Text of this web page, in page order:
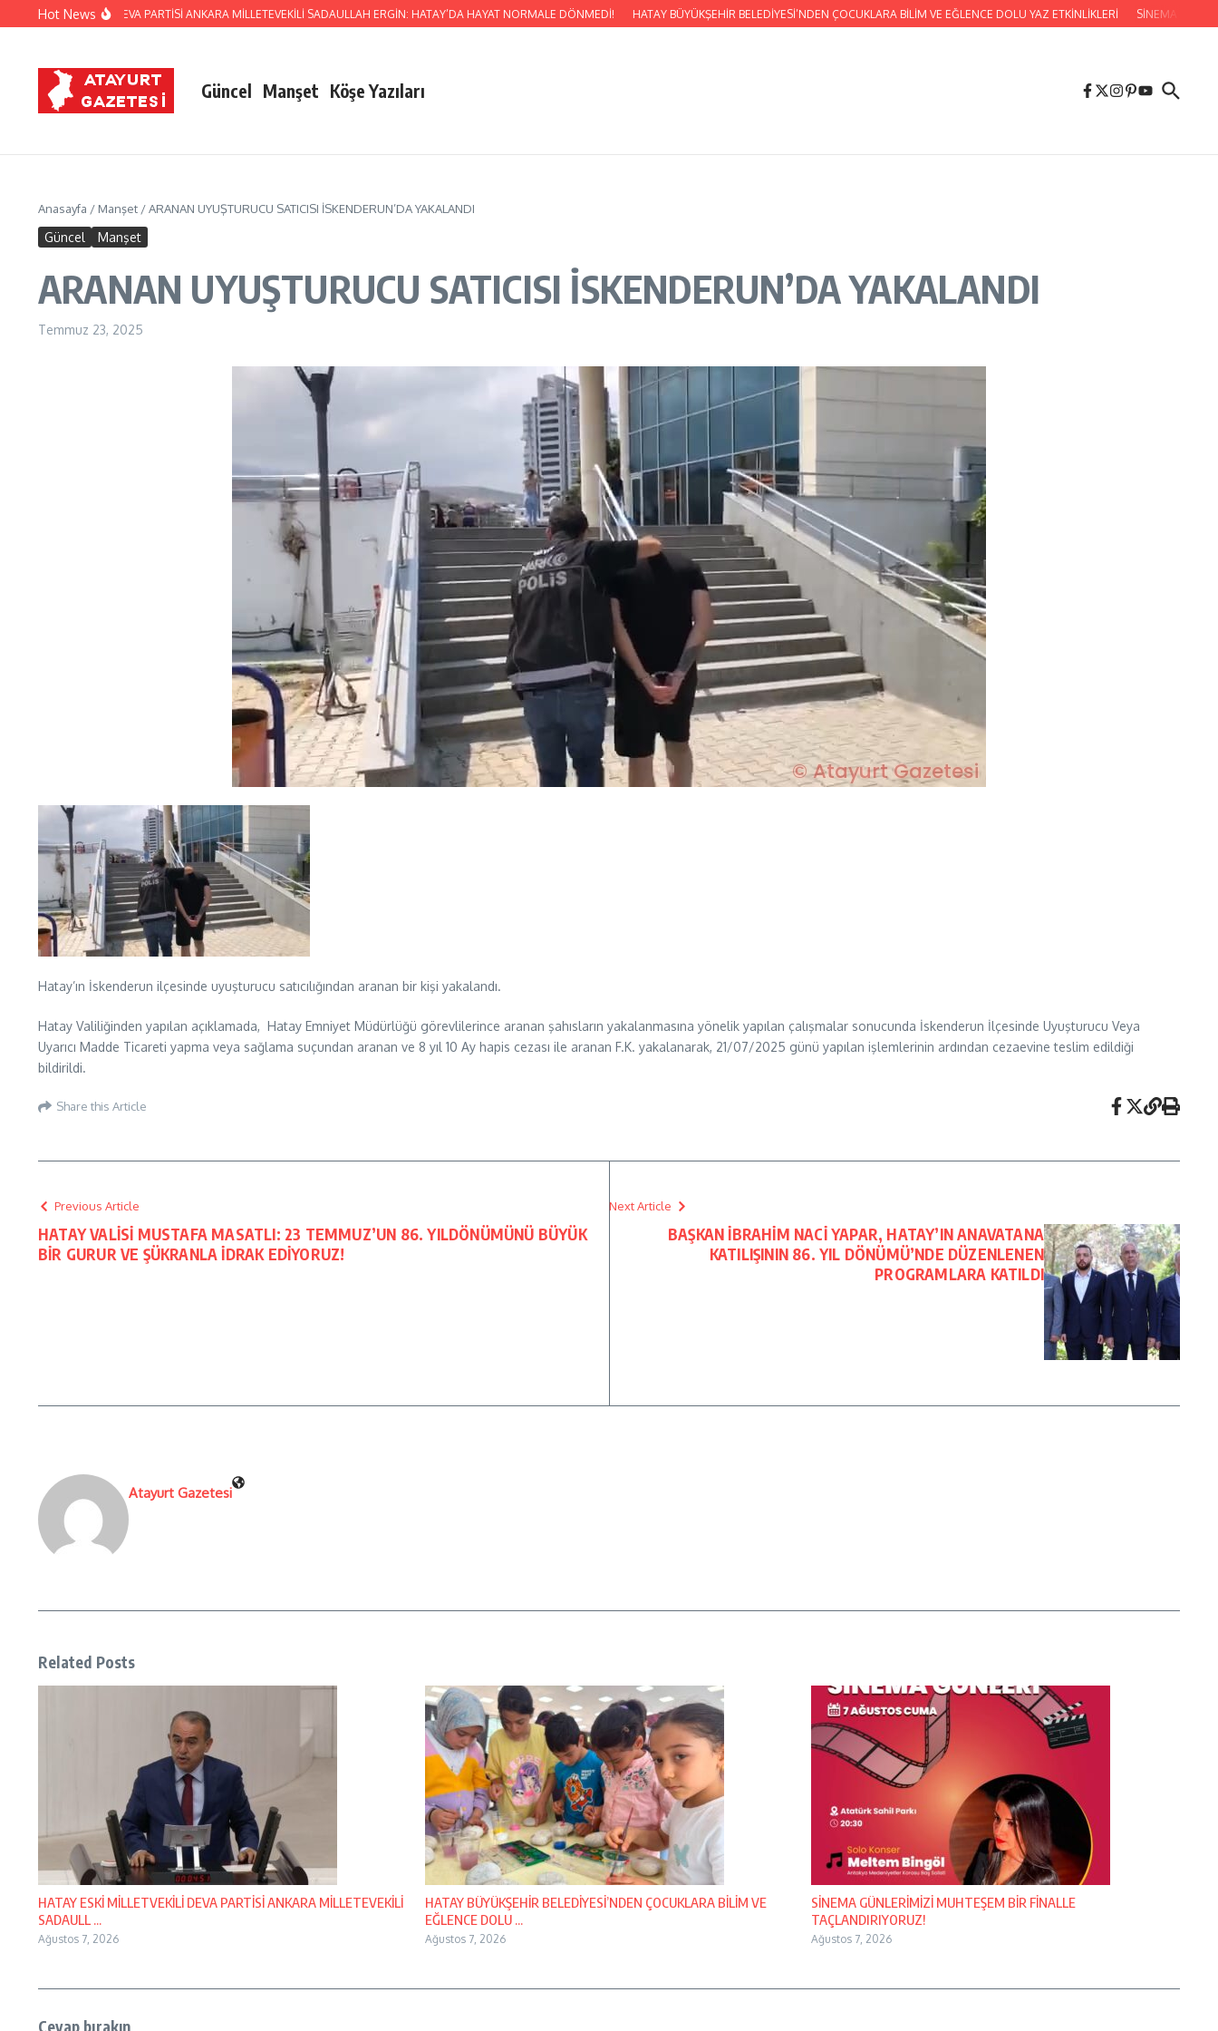
İçeriğe atlaHot News
MİLLETVEKİLİ DEVA PARTİSİ ANKARA MİLLETEVEKİLİ SADAULLAH ERGİN: HATAY’DA HAYAT NORMALE DÖNMEDİ! HATAY BÜYÜKŞEHİR BELEDİYESİ’NDEN ÇOCUKLARA BİLİM VE EĞLENCE DOLU YAZ ETKİNLİKLERİ SİNEMA
Güncel Manşet Köşe Yazıları
Anasayfa / Manşet /ARANAN UYUŞTURUCU SATICISI İSKENDERUN’DA YAKALANDI
Güncel Manşet
ARANAN UYUŞTURUCU SATICISI İSKENDERUN’DA YAKALANDI
Temmuz 23, 2025
Hatay’ın İskenderun ilçesinde uyuşturucu satıcılığından aranan bir kişi yakalandı.
Hatay Valiliğinden yapılan açıklamada, Hatay Emniyet Müdürlüğü görevlilerince aranan şahısların yakalanmasına yönelik yapılan çalışmalar sonucunda İskenderun İlçesinde Uyuşturucu Veya
Uyarıcı Madde Ticareti yapma veya sağlama suçundan aranan ve 8 yıl 10 Ay hapis cezası ile aranan F.K. yakalanarak, 21/07/2025 günü yapılan işlemlerinin ardından cezaevine teslim edildiği
bildirildi.
Share this Article
Previous Article
HATAY VALİSİ MUSTAFA MASATLI: 23 TEMMUZ’UN 86. YILDÖNÜMÜNÜ BÜYÜK
BİR GURUR VE ŞÜKRANLA İDRAK EDİYORUZ!
Next Article
BAŞKAN İBRAHİM NACİ YAPAR, HATAY’IN ANAVATANA
KATILIŞININ 86. YIL DÖNÜMÜ’NDE DÜZENLENEN
PROGRAMLARA KATILDI
Atayurt Gazetesi
Related Posts
HATAY ESKİ MİLLETVEKİLİ DEVA PARTİSİ ANKARA MİLLETEVEKİLİ
SADAULL ...
Ağustos 7, 2026
HATAY BÜYÜKŞEHİR BELEDİYESİ’NDEN ÇOCUKLARA BİLİM VE
EĞLENCE DOLU ...
Ağustos 7, 2026
SİNEMA GÜNLERİMİZİ MUHTEŞEM BİR FİNALLE
TAÇLANDIRIYORUZ!
Ağustos 7, 2026
Cevap bırakın